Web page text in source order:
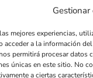
mejores experiencias,
acceder a la información
permitirá procesar datos
únicas en este sitio. No
a ciertas